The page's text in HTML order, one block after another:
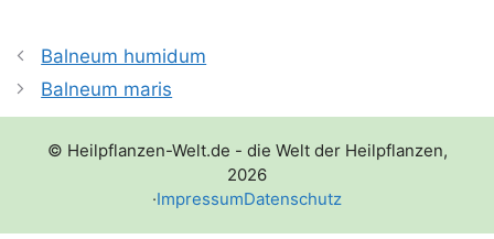
Balneum humidum
Balneum maris
© Heilpflanzen-Welt.de - die Welt der Heilpflanzen,
2026
·ImpressumDatenschutz